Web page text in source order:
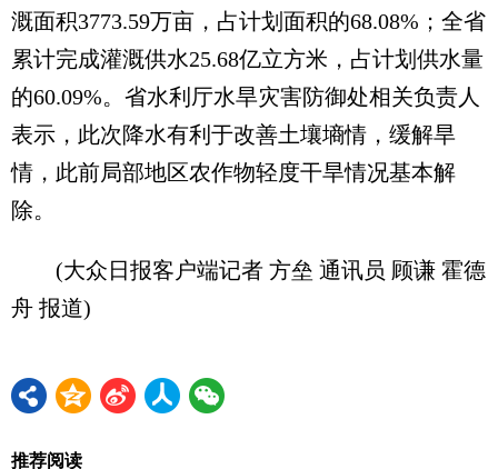
溉面积3773.59万亩，占计划面积的68.08%；全省
累计完成灌溉供水25.68亿立方米，占计划供水量
的60.09%。省水利厅水旱灾害防御处相关负责人
表示，此次降水有利于改善土壤墒情，缓解旱
情，此前局部地区农作物轻度干旱情况基本解
除。
(大众日报客户端记者 方垒 通讯员 顾谦 霍德
舟 报道)
推荐阅读